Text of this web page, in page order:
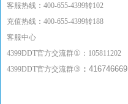
客服热线：400-655-4399转102
充值热线：400-655-4399转188
客服中心
4399DDT官方交流群① ： 105811202
4399DDT官方交流群③ ： 416746669